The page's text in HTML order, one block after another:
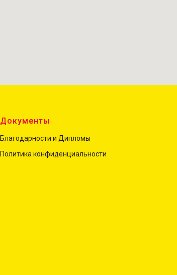
Документы
Благодарности и Дипломы
Политика конфиденциальности